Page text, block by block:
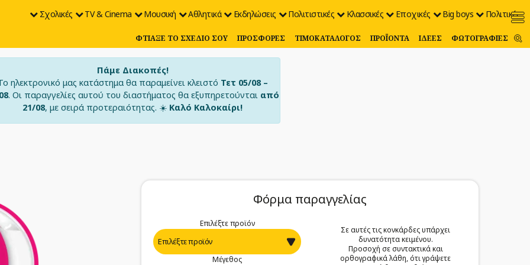
Σχολικές TV & Cinema Μουσική Αθλητικά Εκδηλώσεις Πολιτιστικές Κλασσικές Εποχικές Big boys Πολιτικές
ΦΤΙΆΞΕ ΤΟ ΣΧΈΔΙΟ ΣΟΥ ΠΡΟΣΦΟΡΈΣ ΤΙΜΟΚΑΤΆΛΟΓΟΣ ΠΡΟΪΌΝΤΑ ΙΔΈΕΣ ΦΩΤΟΓΡΑΦΊΕΣ
Πάμε Διακοπές!
ηλεκτρονικό μας κατάστημα θα παραμείνει κλειστό Τετ 05/08 –
. Οι παραγγελίες αυτού του διαστήματος θα εξυπηρετούνται από
21/08, με σειρά προτεραιότητας. ☀️ Καλό Καλοκαίρι!
Φόρμα παραγγελίας
Επιλέξτε προϊόν
Μέγεθος
Σε αυτές τις κονκάρδες υπάρχει
δυνατότητα κειμένου.
Προσοχή σε συντακτικά και
ορθογραφικά λάθη, ότι γράψετε